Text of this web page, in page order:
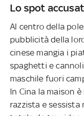
Lo spot
Al centro della
pubblicità della
cinese mangia i
spaghetti e
maschile fuori
In Cina la maison
razzista e